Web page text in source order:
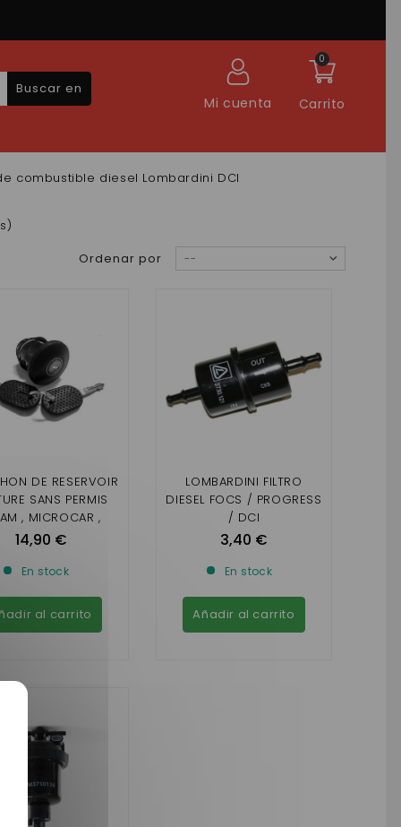
Carrito
0
Mi cuenta
Buscar en
combustible diesel Lombardini DCI
Ordenar por
--
DE RESERVOIR
SANS PERMIS
, MICROCAR ,
, CHATENET , JDM (
14,90 €
En stock
al carrito
LOMBARDINI FILTRO
DIESEL FOCS / PROGRESS
/ DCI
3,40 €
En stock
Añadir al carrito